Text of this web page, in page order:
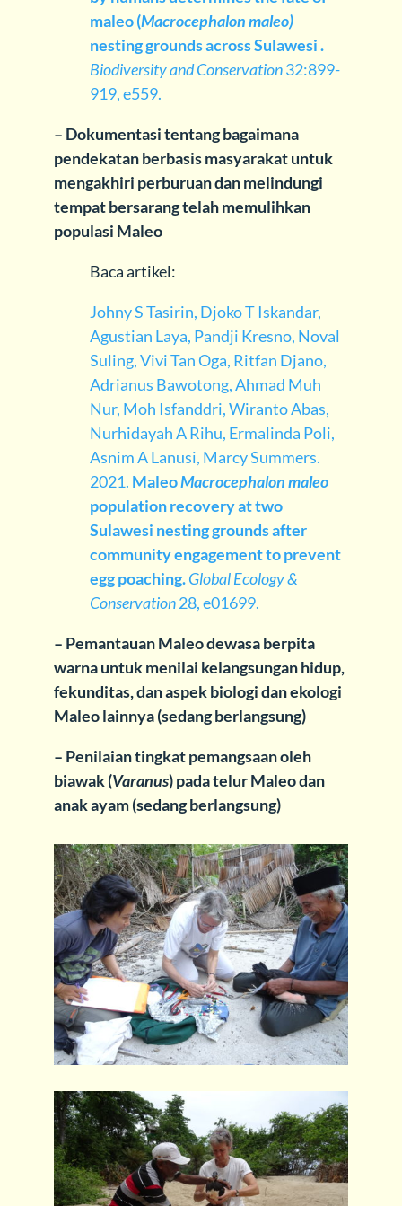
maleo (Macrocephalon maleo)
nesting grounds across Sulawesi .
Biodiversity and Conservation32:899-
919, e559.
– Dokumentasi tentang bagaimana
pendekatan berbasis masyarakat untuk
mengakhiri perburuan dan melindungi
tempat bersarang telah memulihkan
populasi Maleo
Baca artikel:
Johny S Tasirin, Djoko T Iskandar,
Agustian Laya, Pandji Kresno, Noval
Suling, Vivi Tan Oga, Ritfan Djano,
Adrianus Bawotong, Ahmad Muh
Nur, Moh Isfanddri, Wiranto Abas,
Nurhidayah A Rihu, Ermalinda Poli,
Asnim A Lanusi, Marcy Summers.
2021. MaleoMacrocephalon maleo
population recovery at two
Sulawesi nesting grounds after
community engagement to prevent
egg poaching.Global Ecology &
Conservation28, e01699.
– Pemantauan Maleo dewasa berpita
warna untuk menilai kelangsungan hidup,
fekunditas, dan aspek biologi dan ekologi
Maleo lainnya (sedang berlangsung)
– Penilaian tingkat pemangsaan oleh
biawak (Varanus) pada telur Maleo dan
anak ayam (sedang berlangsung)